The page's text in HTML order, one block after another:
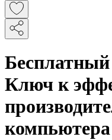
Ключ к
компьютера